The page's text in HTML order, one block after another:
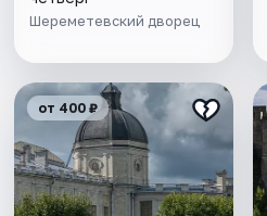
Шереметевский дворец
от 400 ₽